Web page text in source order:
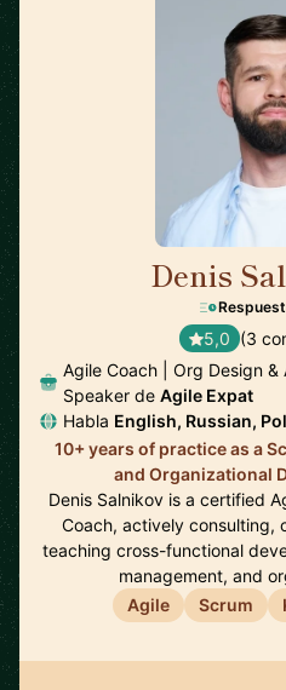
Denis
5,0 (3
Agile Coach | Org Design
Speaker de Agile Expat
Habla English, Russian,
10+ years of practice as a
and Organizational
Denis Salnikov is a certified
Coach, actively consulting,
teaching cross-functional
management, and
Agile
Scrum